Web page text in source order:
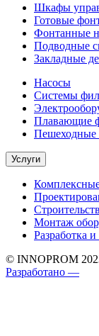
Шкафы
Готовые
Фонтанные
Подводные
Закладные
Насосы
Системы
Плавающие
Пешеходные
Услуги
Монтаж
Разработка
© INNOPROM
Разработано —